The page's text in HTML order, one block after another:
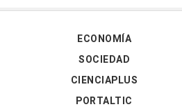
ECONOMÍA
SOCIEDAD
CIENCIAPLUS
PORTALTIC